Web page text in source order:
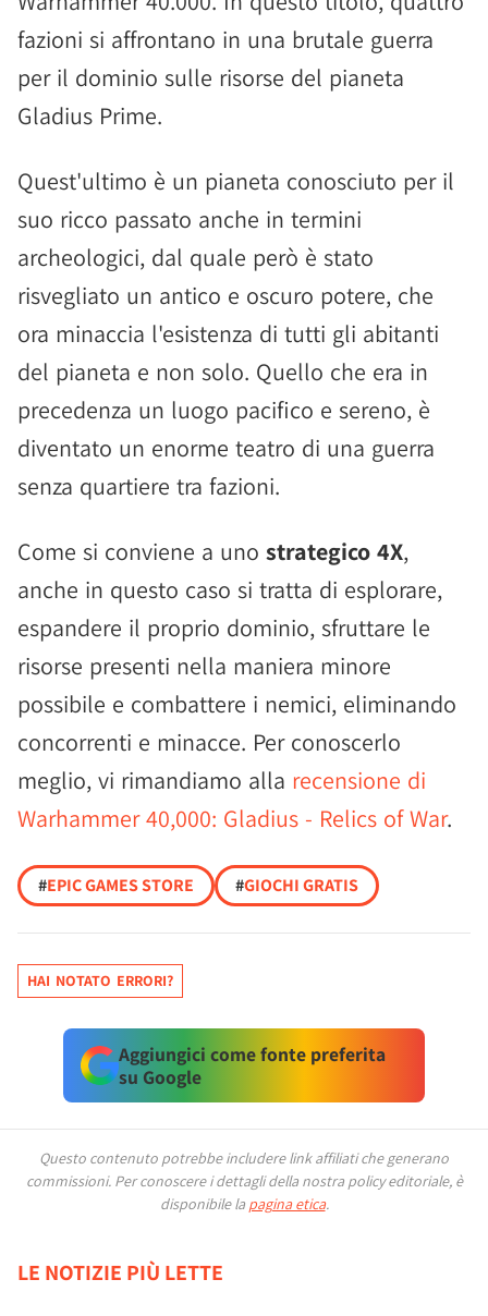
fazioni si affrontano in una brutale guerra
per il dominio sulle risorse del pianeta
Gladius Prime.
Quest'ultimo è un pianeta conosciuto per il
suo ricco passato anche in termini
archeologici, dal quale però è stato
risvegliato un antico e oscuro potere, che
ora minaccia l'esistenza di tutti gli abitanti
del pianeta e non solo. Quello che era in
precedenza un luogo pacifico e sereno, è
diventato un enorme teatro di una guerra
senza quartiere tra fazioni.
Come si conviene a uno strategico 4X,
anche in questo caso si tratta di esplorare,
espandere il proprio dominio, sfruttare le
risorse presenti nella maniera minore
possibile e combattere i nemici, eliminando
concorrenti e minacce. Per conoscerlo
meglio, vi rimandiamo alla recensione di
Warhammer 40,000: Gladius - Relics of War.
#EPIC GAMES STORE #GIOCHI GRATIS
HAI NOTATO ERRORI?
Aggiungici come fonte preferita
su Google
Questo contenuto potrebbe includere link affiliati che generano
commissioni. Per conoscere i dettagli della nostra policy editoriale, è
disponibile la pagina etica.
LE NOTIZIE PIÙ LETTE